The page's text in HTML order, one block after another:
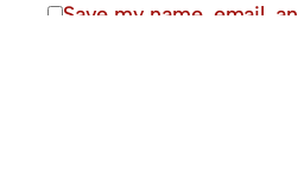
Save my name, email,